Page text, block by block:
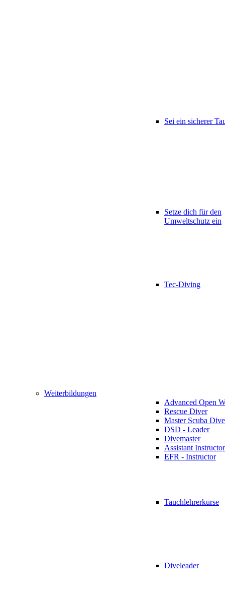
Sei ein sicherer
Setze dich für den
Umweltschutz ein
Tec-Diving
Weiterbildungen
Advanced Open
Rescue Diver
Master Scuba
DSD - Leader
Divemaster
Assistant Instructor
EFR - Instructor
Tauchlehrerkurse
Diveleader